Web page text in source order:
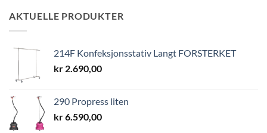
AKTUELLE PRODUKTER
214F Konfeksjonsstativ Langt FORSTERKET
kr 2.690,00
290 Propress liten
kr6.590,00